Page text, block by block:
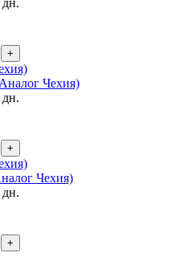
+
Чехия)
дн.
+
Чехия)
дн.
+